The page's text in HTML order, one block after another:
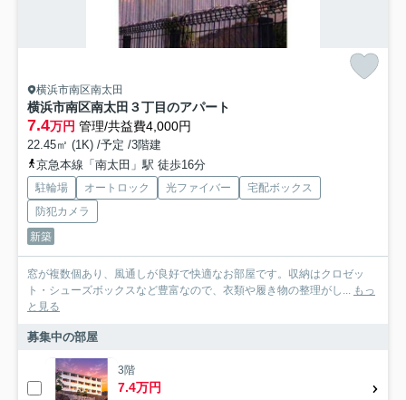
横浜市南区南太田
横浜市南区南太田３丁目のアパート
7.4万円 管理/共益費4,000円
22.45㎡ (1K) /予定 /3階建
京急本線「南太田」駅 徒歩16分
駐輪場 オートロック 光ファイバー
宅配ボックス
防犯カメラ
新築
窓が複数個あり、風通しが良好で快適なお部屋です。収納はクロゼッ
ト・シューズボックスなど豊富なので、衣類や履き物の整理がし...
もっ
と見る
募集中の部屋
3階
7.4万円